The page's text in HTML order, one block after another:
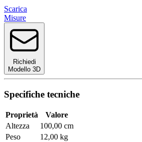
Scarica
Misure
Richiedi
Modello 3D
Specifiche tecniche
Proprietà
Valore
Altezza
100,00 cm
Peso
12,00 kg